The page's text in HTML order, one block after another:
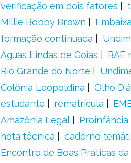
verificação em dois fatores
Millie Bobby Brown
formação continuada
Águas Lindas de Goiás
BAE
Rio Grande do Norte
Colônia Leopoldina
Olho
estudante
rematrícula
Amazônia Legal
Proinfância
nota técnica
caderno
Encontro de Boas Práticas